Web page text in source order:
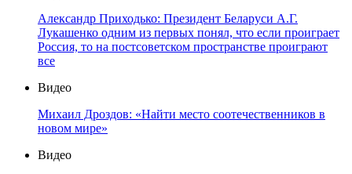
Александр Приходько: Президент Беларуси А.Г.
Лукашенко одним из первых понял, что если проиграет
Россия, то на постсоветском пространстве проиграют
все
Видео
Михаил Дроздов: «Найти место соотечественников в
новом мире»
Видео